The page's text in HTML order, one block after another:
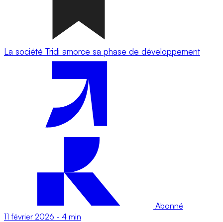
La société Tridi amorce sa phase de développement
Abonné
11 février 2026 - 4 min